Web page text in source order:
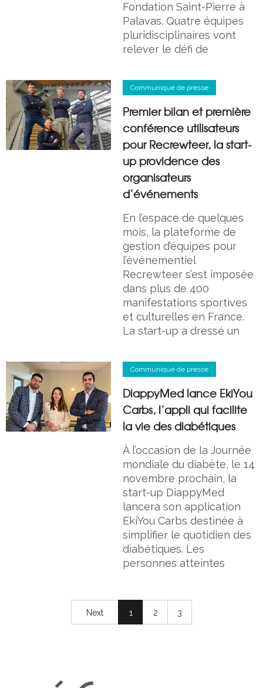
Fondation Saint-Pierre à
Palavas. Quatre équipes
pluridisciplinaires vont
relever le défi de
Communiqué de presse
Premier bilan et première
conférence utilisateurs
pour Recrewteer, la start-
up providence des
organisateurs
d’événements
En l’espace de quelques
mois, la plateforme de
gestion d’équipes pour
l’événementiel
Recrewteer s’est imposée
dans plus de 400
manifestations sportives
et culturelles en France.
La start-up a dressé un
Communiqué de presse
DiappyMed lance EkiYou
Carbs, l’appli qui facilite
la vie des diabétiques
À l’occasion de la Journée
mondiale du diabète, le 14
novembre prochain, la
start-up DiappyMed
lancera son application
EkiYou Carbs destinée à
simplifier le quotidien des
diabétiques. Les
personnes atteintes
Next 1 2 3